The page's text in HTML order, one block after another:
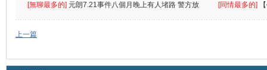
遮
[無聊最多的] 元朗7.21事件八個月晚上有人堵路 警方放
催
[同情最多的]
敗
上一篇